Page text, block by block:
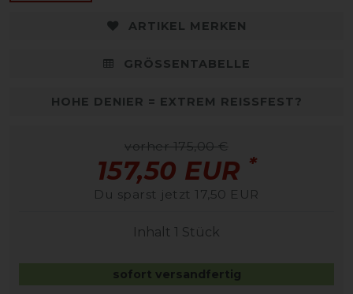
ARTIKEL MERKEN
GRÖSSENTABELLE
HOHE DENIER = EXTREM REISSFEST?
vorher 175,00 €
157,50 EUR *
Du sparst jetzt 17,50 EUR
Inhalt 1 Stück
sofort versandfertig